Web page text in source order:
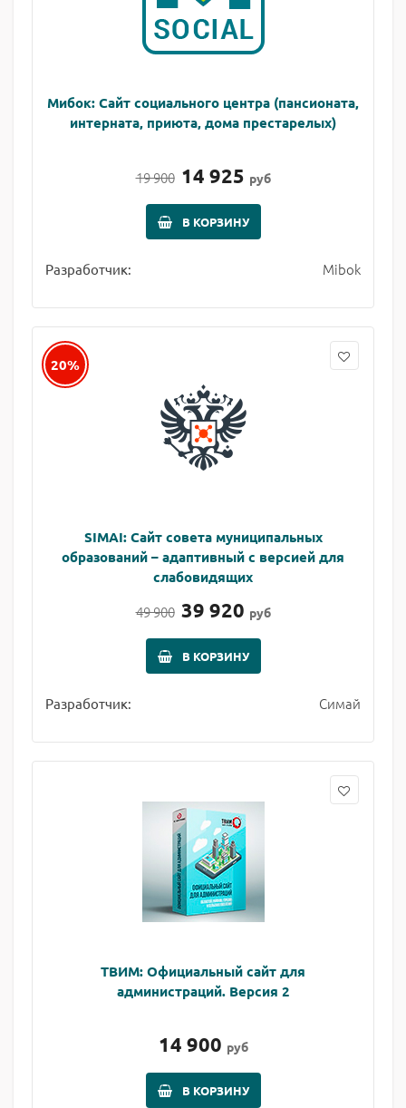
Мибок: Сайт социального центра (пансионата,
интерната, приюта, дома престарелых)
19 900 14 925 руб
В КОРЗИНУ
Разработчик: Mibok
20%
SIMAI: Сайт совета муниципальных
образований – адаптивный с версией для
слабовидящих
49 900 39 920 руб
В КОРЗИНУ
Разработчик: Симай
ТВИМ: Официальный сайт для
администраций. Версия 2
14 900 руб
В КОРЗИНУ